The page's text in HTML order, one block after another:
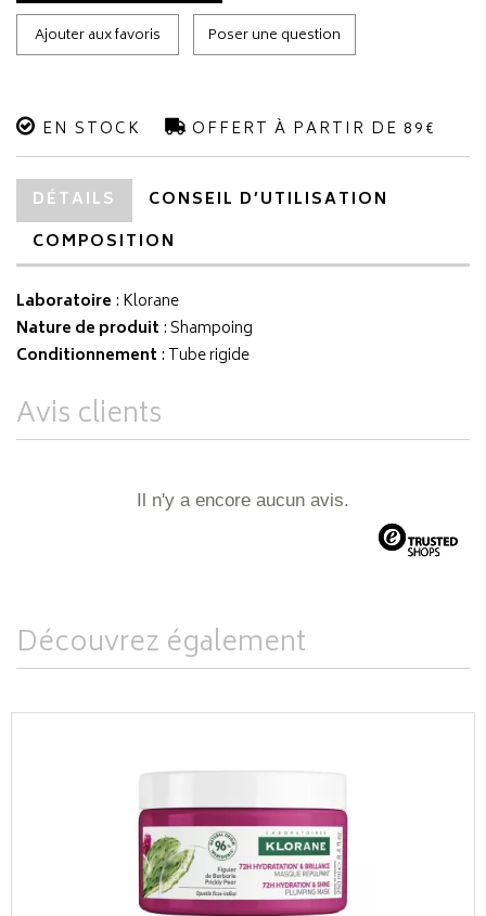
Ajouter aux favoris Poser une question
EN STOCK OFFERT À PARTIR DE 89€
DÉTAILS
CONSEIL D’UTILISATION
COMPOSITION
Laboratoire : Klorane
Nature de produit : Shampoing
Conditionnement : Tube rigide
Avis clients
Il n'y a encore aucun avis.
Découvrez également